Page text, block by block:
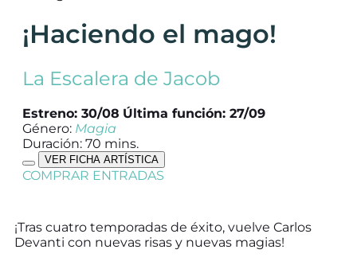
¡Haciendo el mago!
La Escalera de Jacob
Estreno: 30/08 Última función: 27/09
Género: Magia
Duración: 70 mins.
VER FICHA ARTÍSTICA
COMPRAR ENTRADAS
¡Tras cuatro temporadas de éxito, vuelve Carlos
Devanti con nuevas risas y nuevas magias!